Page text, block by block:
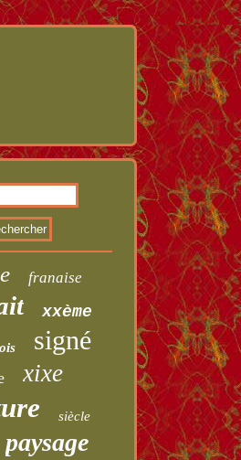
franaise
xxème
signé
xixe
siècle
paysage